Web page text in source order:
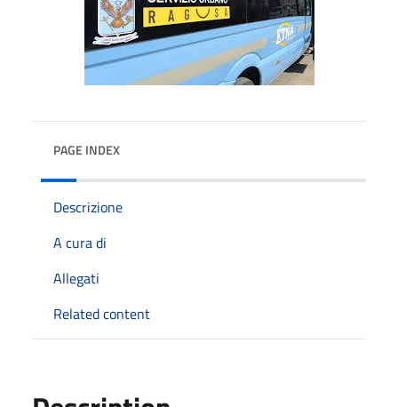
PAGE INDEX
Descrizione
A cura di
Allegati
Related content